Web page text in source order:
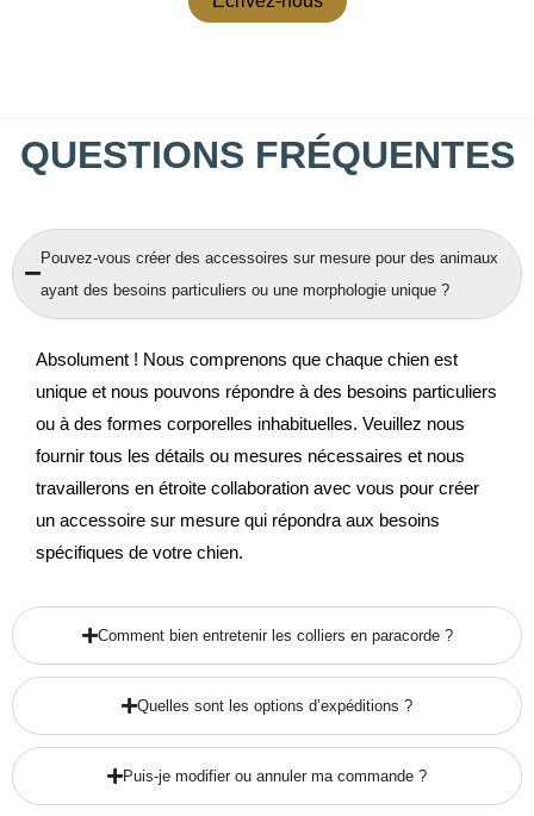
QUESTIONS FRÉQUENTES
Pouvez-vous créer des accessoires sur mesure pour des animaux
ayant des besoins particuliers ou une morphologie unique ?
Absolument ! Nous comprenons que chaque chien est
unique et nous pouvons répondre à des besoins particuliers
ou à des formes corporelles inhabituelles. Veuillez nous
fournir tous les détails ou mesures nécessaires et nous
travaillerons en étroite collaboration avec vous pour créer
un accessoire sur mesure qui répondra aux besoins
spécifiques de votre chien.
Comment bien entretenir les colliers en paracorde ?
Quelles sont les options d’expéditions ?
Puis-je modifier ou annuler ma commande ?